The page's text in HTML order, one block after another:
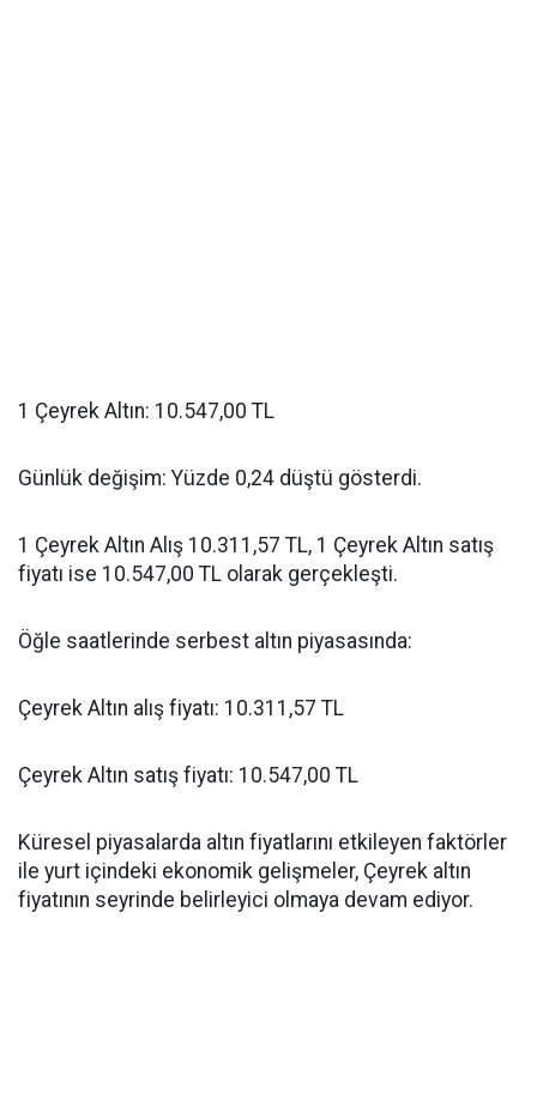
1 Çeyrek Altın: 10.547,00 TL
Günlük değişim: Yüzde 0,24 düştü gösterdi.
1 Çeyrek Altın Alış 10.311,57 TL, 1 Çeyrek Altın satış
fiyatı ise 10.547,00 TL olarak gerçekleşti.
Öğle saatlerinde serbest altın piyasasında:
Çeyrek Altın alış fiyatı: 10.311,57 TL
Çeyrek Altın satış fiyatı: 10.547,00 TL
Küresel piyasalarda altın fiyatlarını etkileyen faktörler
ile yurt içindeki ekonomik gelişmeler, Çeyrek altın
fiyatının seyrinde belirleyici olmaya devam ediyor.